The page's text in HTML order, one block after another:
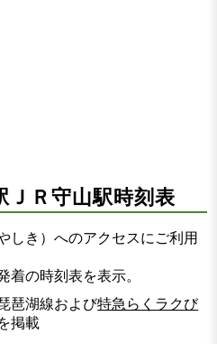
ＪＲ守山駅時刻表
しき）へのアクセスにご利用
着の時刻表を表示。
琶湖線および特急らくラクび
掲載